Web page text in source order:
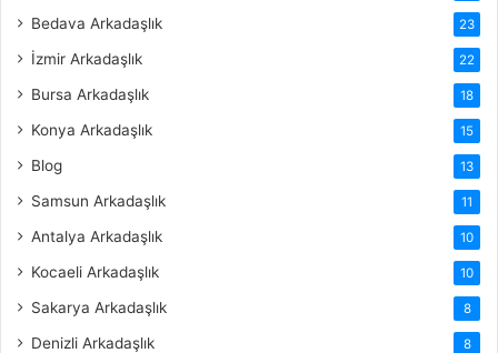
Bedava Arkadaşlık 23
İzmir Arkadaşlık 22
Bursa Arkadaşlık 18
Konya Arkadaşlık 15
Blog 13
Samsun Arkadaşlık 11
Antalya Arkadaşlık 10
Kocaeli Arkadaşlık 10
Sakarya Arkadaşlık 8
Denizli Arkadaşlık 8